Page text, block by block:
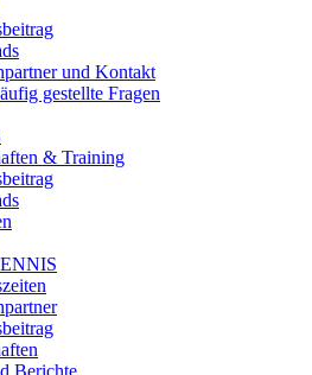
und Kontakt
gestellte Fragen
& Training
Berichte